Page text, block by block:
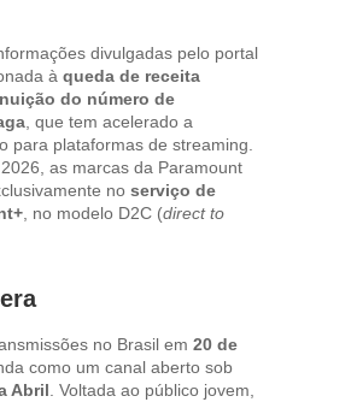
divulgadas pelo portal
à queda de receita
do número de
, que tem acelerado a
para plataformas de streaming.
as marcas da Paramount
no serviço de
, no modelo D2C (direct to
no Brasil em 20 de
como um canal aberto sob
Abril . Voltada ao público jovem,